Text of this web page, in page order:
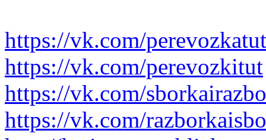
https://vk.com/perevozkatut
https://vk.com/perevozkitut
https://vk.com/
https://vk.com/